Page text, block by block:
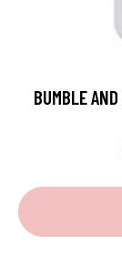
BUMBLE